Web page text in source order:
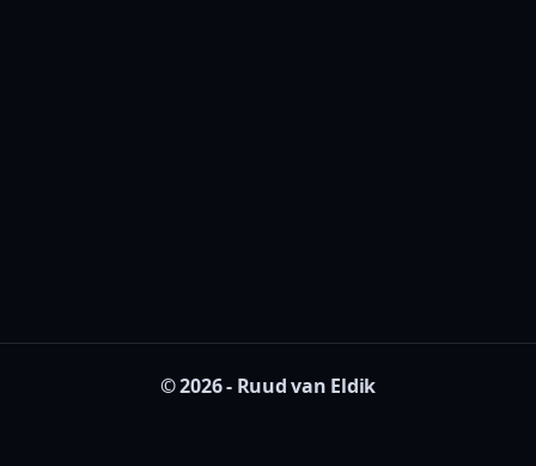
© 2026 - Ruud van Eldik